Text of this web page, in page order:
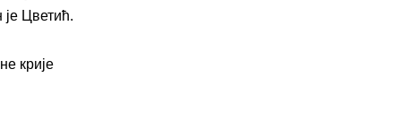
Цветић.
крије